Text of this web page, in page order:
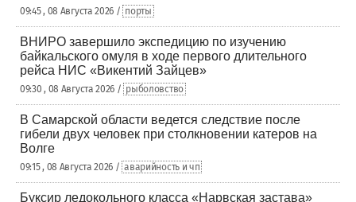
09:45 , 08 Августа 2026 / порты
ВНИРО завершило экспедицию по изучению
байкальского омуля в ходе первого длительного
рейса НИС «Викентий Зайцев»
09:30 , 08 Августа 2026 / рыболовство
В Самарской области ведется следствие после
гибели двух человек при столкновении катеров на
Волге
09:15 , 08 Августа 2026 / аварийность и чп
Буксир ледокольного класса «Нарвская застава»